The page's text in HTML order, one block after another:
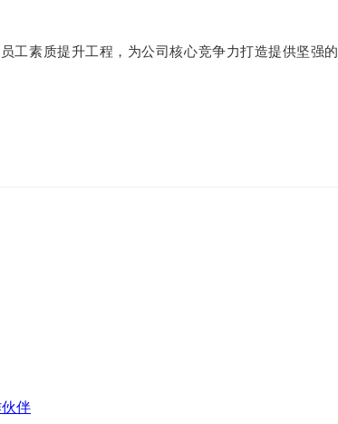
工素质提升工程，为公司核心竞争力打造提供坚强的
伴